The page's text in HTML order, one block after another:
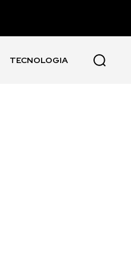
TECNOLOGIA